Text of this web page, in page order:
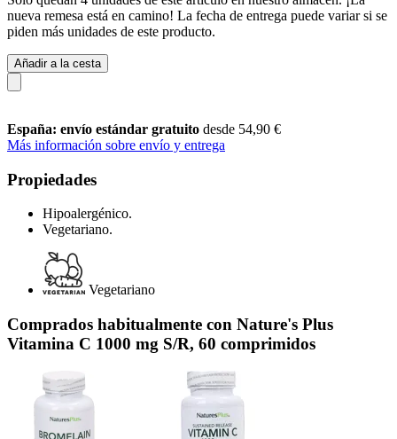
nueva remesa está en camino! La fecha de entrega puede variar si se
piden más unidades de este producto.
Añadir a la cesta
España: envío estándar gratuito desde 54,90 €
Más información sobre envío y entrega
Propiedades
Hipoalergénico.
Vegetariano.
Vegetariano
Comprados habitualmente con Nature's Plus
Vitamina C 1000 mg S/R, 60 comprimidos